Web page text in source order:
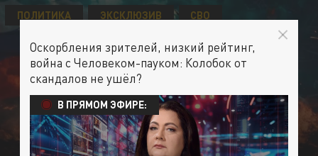
ПОЛИТИКА ЭКСКЛЮЗИВ СВО
Оскорбления зрителей, низкий рейтинг,
война с Человеком-пауком: Колобок от
скандалов не ушёл?
В ПРЯМОМ ЭФИРЕ: